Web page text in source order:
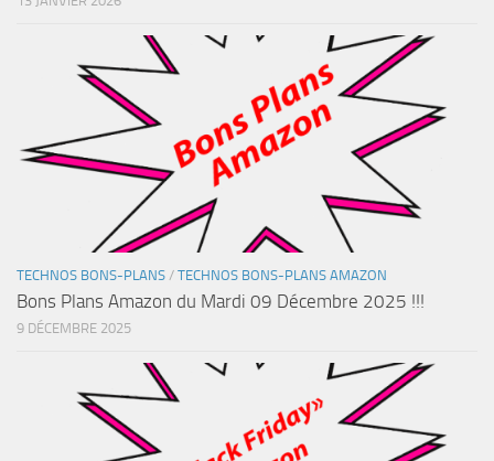
TECHNOS BONS-PLANS / TECHNOS BONS-PLANS AMAZON
Bons Plans Amazon du Mardi 09 Décembre 2025 !!!
9 DÉCEMBRE 2025